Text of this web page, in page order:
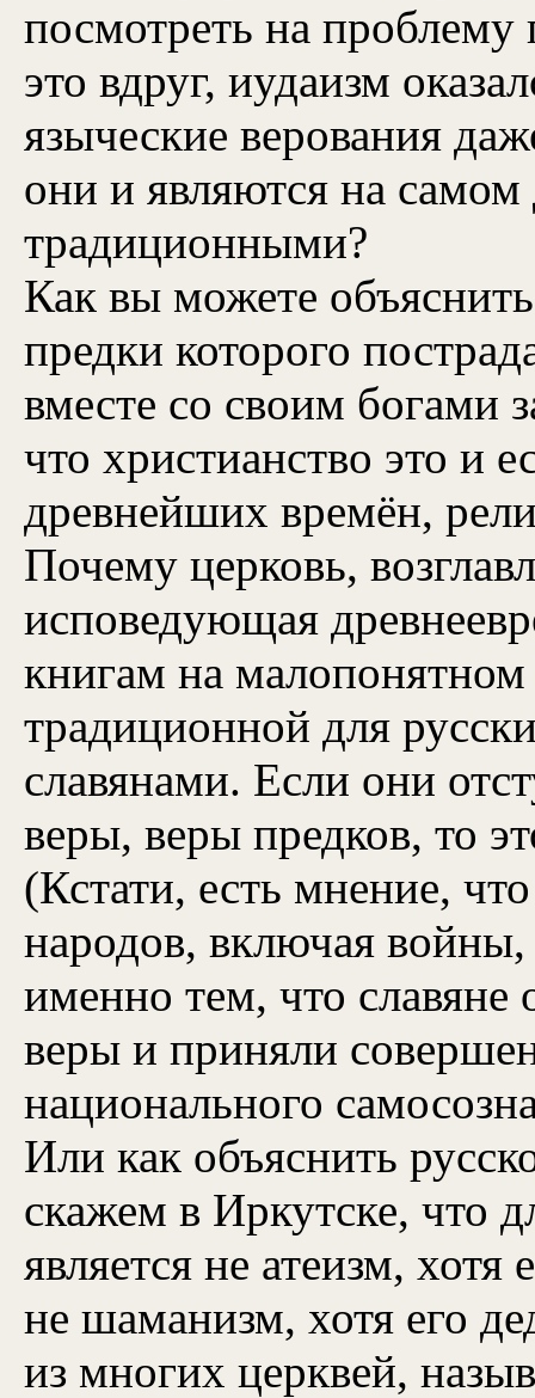
посмотреть на проблему
это вдруг, иудаизм
языческие верования
они и являются на
традиционными?
Как вы можете
предки которого
вместе со своим богами
что христианство это и
древнейших времён,
Почему церковь,
исповедующая
книгам на малопонятном
традиционной для
славянами. Если они
веры, веры предков, то
(Кстати, есть мнение,
народов, включая
именно тем, что славяне
веры и приняли
национального
Или как объяснить
скажем в Иркутске, что
является не атеизм,
не шаманизм, хотя его
из многих церквей,